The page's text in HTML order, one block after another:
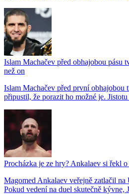
Islam Machačev před obhajobou pásu
než on
Islam Machačev před první obhajobou
připustil, že porazit ho možné je. Jistotu
Procházka je ze hry? Ankalaev si řekl o
Magomed Ankalaev veřejně zatlačil
Pokud vedení na duel skutečně kývne,